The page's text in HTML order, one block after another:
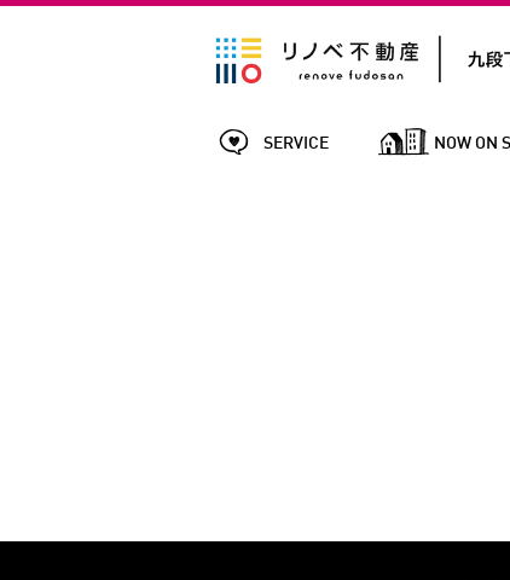
SERVICE NOW ON